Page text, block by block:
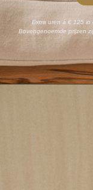
Extra uren á € 125 in
Bovengenoemde prijzen